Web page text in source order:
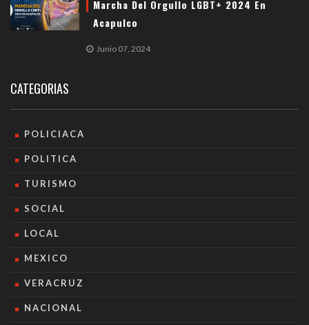
Marcha Del Orgullo LGBT+ 2024 En
Acapulco
Junio 07, 2024
CATEGORIAS
POLICIACA
POLITICA
TURISMO
SOCIAL
LOCAL
MEXICO
VERACRUZ
NACIONAL